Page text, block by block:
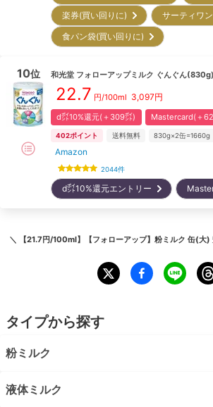
楽券(買い回りに)
サーティワ
食パン袋(買い回りに)
10位 和光堂 フォローアップミルク ぐんぐん(830g)
22.7 円/100ml 3,097円
d㌽10%還元(＋309㌽) Mastercard(＋
402ポイント 送料無料 830g×2缶=1660g
Amazon
2044件
d㌽10%還元エントリー
＼ 【21.7円/100ml】【フォローアップ】粉ミルク 缶(大)
タイプから探す
粉ミルク
液体ミルク